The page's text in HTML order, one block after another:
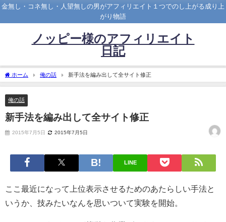
金無し・コネ無し・人望無しの男がアフィリエイト１つでのし上がる成り上
がり物語
ノッピー様のアフィリエイト
日記
ホーム 俺の話 新手法を編み出して全サイト修正
俺の話
新手法を編み出して全サイト修正
2015年7月5日 2015年7月5日
LINE
ここ最近になって上位表示させるためのあたらしい手法と
いうか、技みたいなんを思いついて実験を開始。